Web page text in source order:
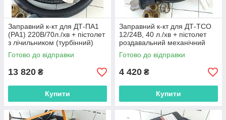
Заправний к-кт для ДТ-ПА1
(PA1) 220В/70л./хв + пістолет
з лічильником (турбінний)
Готово до відправки
13 820 ₴
Купити
Заправний к-кт для ДТ-ТСО
12/24В, 40 л./хв + пістолет
роздавальний механічний
Готово до відправки
4 420 ₴
Купити